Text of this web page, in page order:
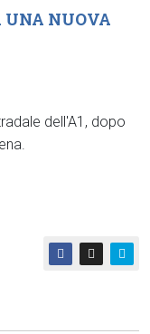
UNA NUOVA
dell'A1, dopo